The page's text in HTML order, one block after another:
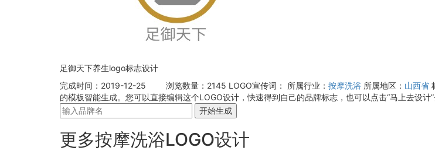
足御天下养生logo标志设计
完成时间：2019-12-25
浏览数量：2145 LOGO宣传词： 所属行业： 按摩洗浴 所属地区： 山西省
的模板智能生成。您可以直接编辑这个LOGO设计，快速得到自己的品牌标志，也可以点击“马上去设计
开始生成
更多按摩洗浴LOGO设计